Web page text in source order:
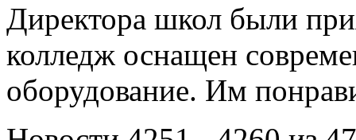
Директора школ были
колледж оснащен
оборудование. Им